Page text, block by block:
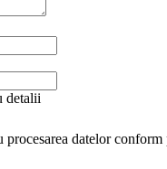
detalii
procesarea datelor